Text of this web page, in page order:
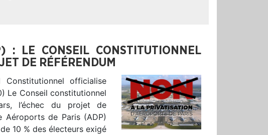
: LE CONSEIL CONSTITUTIONNEL
DE RÉFÉRENDUM
officialise
Le Conseil constitutionnel
l’échec du projet de
Aéroports de Paris (ADP)
10 % des électeurs exigé